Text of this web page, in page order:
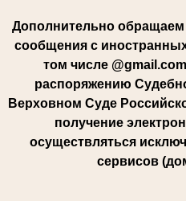
Дополнительно
сообщения с
том числе
распоряжению
Верховном Суде
получение
осуществляться
сервисов